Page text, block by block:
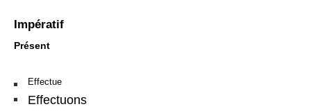
Impératif
Présent
Effectue
Effectuons